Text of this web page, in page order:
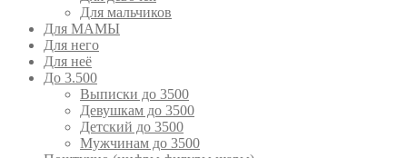
Для мальчиков
Для МАМЫ
Для него
Для неё
До 3.500
Выписки до 3500
Девушкам до 3500
Детский до 3500
Мужчинам до 3500